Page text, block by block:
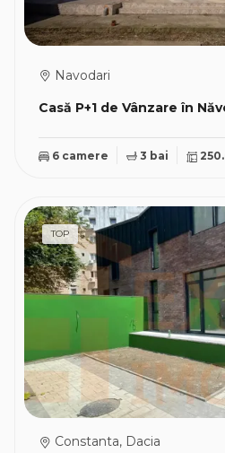
Casă P+1 de Vânzare în
Navodari
6 camere 3 bai
TOP
Constanta, Dacia